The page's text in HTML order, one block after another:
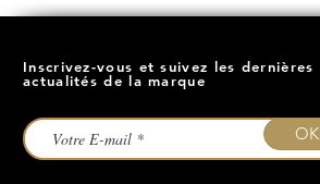
Inscrivez-vous et suivez les dernières
actualités de la marque
OK